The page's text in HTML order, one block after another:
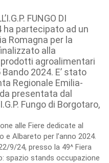
FUNGO DI
ha partecipato ad un
Romagna per la
alla
agroalimentari
2024. E’ stato
Regionale Emilia-
presentata dal
Fungo di Borgotaro,
alle Fiere dedicate al
Albareto per l’anno 2024.
9/24, presso la 49^ Fiera
spazio stands occupazione